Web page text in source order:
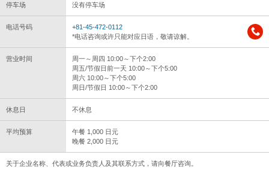
停车场 没有停车场
电话号码
+81-45-472-0112
*电话咨询或许只能对应日语，敬请谅解。
营业时间
周一～周四 10:00～下个2:00
周五/节假日前一天 10:00～下个5:00
周六 10:00～下个5:00
周日/节假日 10:00～下个2:00
休息日 不休息
平均预算
午餐 1,000 日元
晚餐 2,000 日元
关于企业名称、代表或业务负责人及其联系方式，请向餐厅咨询。